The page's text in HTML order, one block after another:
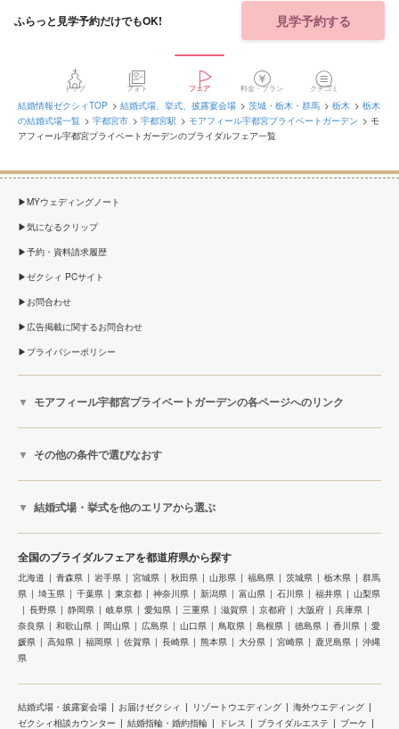
ふらっと見学予約だけでもOK! 見学予約する
トップ フォト フェア 料金・プラン クチコミ
結婚情報ゼクシィTOP 結婚式場、挙式、披露宴会場 茨城・栃木・群馬 栃木
栃木
の結婚式場一覧
宇都宮市 宇都宮駅 モアフィール宇都宮プライベートガーデン
モ
アフィール宇都宮プライベートガーデンのブライダルフェア一覧
MYウェディングノート
気になるクリップ
予約・資料請求履歴
ゼクシィ PCサイト
お問合わせ
広告掲載に関するお問合わせ
プライバシーポリシー
モアフィール宇都宮プライベートガーデンの各ページへのリンク
その他の条件で選びなおす
結婚式場・挙式を他のエリアから選ぶ
全国のブライダルフェアを都道府県から探す
北海道 青森県 岩手県 宮城県 秋田県 山形県 福島県 茨城県 栃木県
群馬
県
埼玉県 千葉県 東京都 神奈川県 新潟県 富山県 石川県 福井県
山梨県
長野県
静岡県 岐阜県 愛知県 三重県 滋賀県 京都府 大阪府
兵庫県
奈良県
和歌山県 岡山県 広島県 山口県 鳥取県 島根県 徳島県 香川県
愛
媛県
高知県 福岡県 佐賀県 長崎県 熊本県 大分県 宮崎県 鹿児島県
沖縄
県
結婚式場・披露宴会場 お届けゼクシィ リゾートウエディング
海外ウエディング
ゼクシィ相談カウンター
結婚指輪・婚約指輪 ドレス ブライダルエステ ブーケ